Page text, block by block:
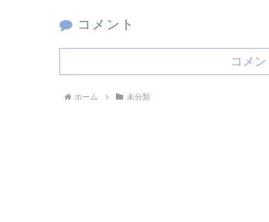
コメント
コメ
ホーム 未分類